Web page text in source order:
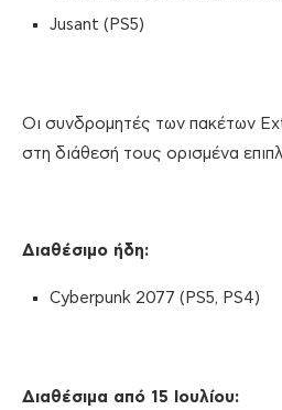
Jusant (PS5)
Οι συνδρομητές των πακέτων
στη διάθεσή τους ορισμένα
Διαθέσιμο ήδη:
Cyberpunk 2077 (PS5, PS4)
Διαθέσιμα από 15 Ιουλίου: